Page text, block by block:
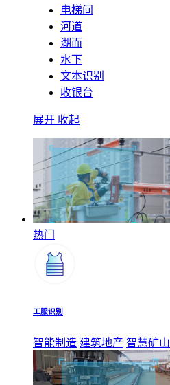
电梯间
河道
湖面
水下
文本识别
收银台
展开 收起
热门
工服识别
智能制造 建筑地产 智慧矿山